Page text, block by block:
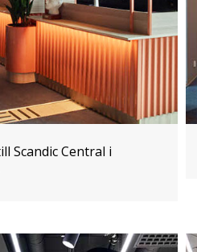
Scandic Central i